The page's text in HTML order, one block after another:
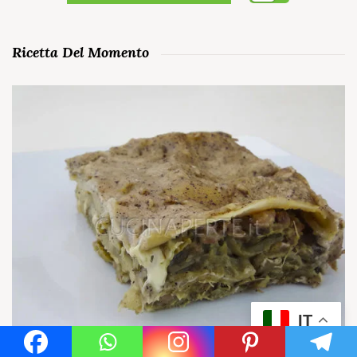
Ricetta Del Momento
LASAGNE CON CARCIOFI E SALSICCE
IT